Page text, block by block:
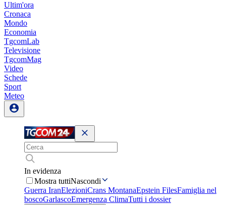
Ultim'ora
Cronaca
Mondo
Economia
TgcomLab
Televisione
TgcomMag
Video
Schede
Sport
Meteo
In evidenza
Mostra tuttiNascondi
Guerra IranElezioniCrans MontanaEpstein FilesFamiglia nel
boscoGarlascoEmergenza ClimaTutti i dossier